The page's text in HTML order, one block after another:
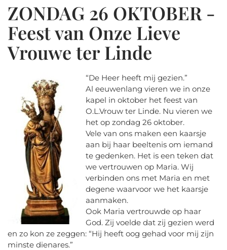
ZONDAG 26 OKTOBER -
Feest van Onze Lieve
Vrouwe ter Linde
“De Heer heeft mij gezien.”
Al eeuwenlang vieren we in onze
kapel in oktober het feest van
O.L.Vrouw ter Linde. Nu vieren we
het op zondag 26 oktober.
Vele van ons maken een kaarsje
aan bij haar beeltenis om iemand
te gedenken. Het is een teken dat
we vertrouwen op Maria. Wij
verbinden ons met Maria en met
degene waarvoor we het kaarsje
aanmaken.
Ook Maria vertrouwde op haar
God. Zij voelde dat zij gezien werd
en zo kon ze zeggen: “Hij heeft oog gehad voor mij zijn
minste dienares.”